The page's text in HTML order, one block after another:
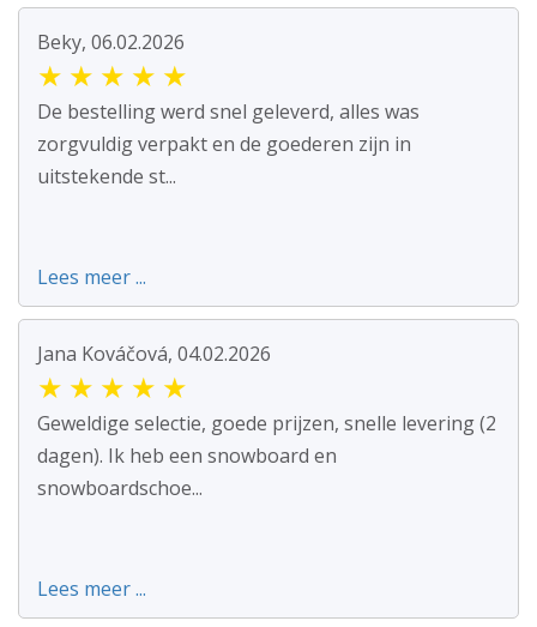
Beky, 06.02.2026
★ ★ ★ ★ ★
De bestelling werd snel geleverd, alles was
zorgvuldig verpakt en de goederen zijn in
uitstekende st...
Lees meer ...
Jana Kováčová, 04.02.2026
★ ★ ★ ★ ★
Geweldige selectie, goede prijzen, snelle levering (2
dagen). Ik heb een snowboard en
snowboardschoe...
Lees meer ...